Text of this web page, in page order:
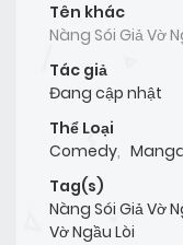
Tên khác
Nàng Sói Giả Vờ
Tác giả
Đang cập nhật
Thể Loại
Comedy,
Tag(s)
Nàng Sói Giả Vờ
Vờ Ngầu Lòi